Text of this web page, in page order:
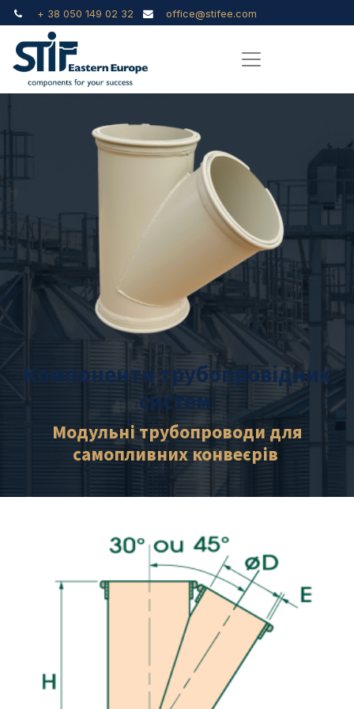
+ 38 050 149 02 32 office@stifee.com
Компоненти трубопровідних
систем
Модульні трубопроводи для
самопливних конвеєрів